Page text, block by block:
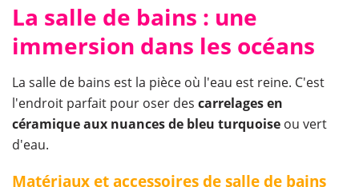
La salle de bains : une
immersion dans les océans
La salle de bains est la pièce où l'eau est reine. C'est
l'endroit parfait pour oser des carrelages en
céramique aux nuances de bleu turquoise ou vert
d'eau.
Matériaux et accessoires de salle de bains